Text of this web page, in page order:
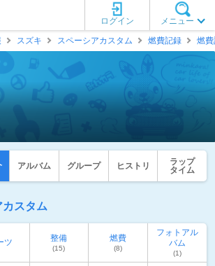
メニュー
ログイン
スズキ スペーシアカスタム 燃費記録 燃
アルバム グループ ヒストリ
ラップ
タイム
カスタム
ツ 整備
(15)
燃費
(8)
フォトアル
バム
(1)